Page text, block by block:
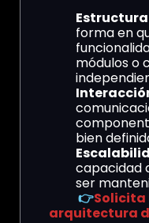
forma en
módulos o
bien
capacidad
ser
👉Solicita
arquitectura